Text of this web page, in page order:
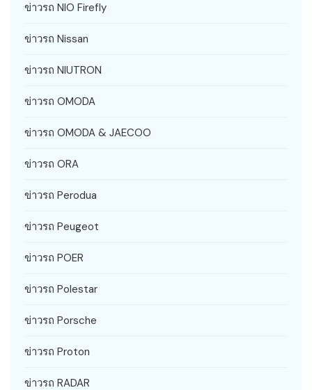
ข่าวรถ NIO Firefly
ข่าวรถ Nissan
ข่าวรถ NIUTRON
ข่าวรถ OMODA
ข่าวรถ OMODA & JAECOO
ข่าวรถ ORA
ข่าวรถ Perodua
ข่าวรถ Peugeot
ข่าวรถ POER
ข่าวรถ Polestar
ข่าวรถ Porsche
ข่าวรถ Proton
ข่าวรถ RADAR